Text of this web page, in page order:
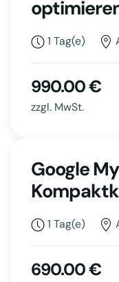
1 Tag(e)
990.00 €
zzgl. MwSt.
Google
1 Tag(e)
690.00 €